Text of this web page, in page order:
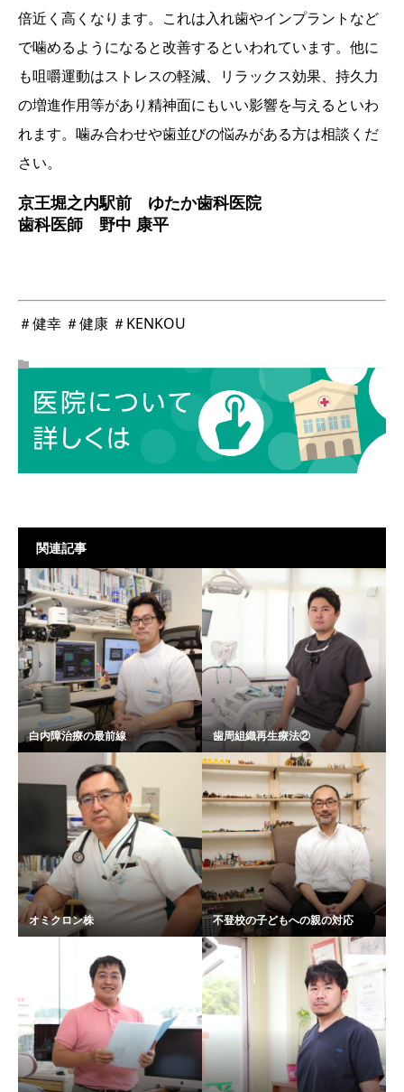
倍近く高くなります。これは入れ歯やインプラントなど
で噛めるようになると改善するといわれています。他に
も咀嚼運動はストレスの軽減、リラックス効果、持久力
の増進作用等があり精神面にもいい影響を与えるといわ
れます。噛み合わせや歯並びの悩みがある方は相談くだ
さい。
京王堀之内駅前 ゆたか歯科医院
歯科医師 野中 康平
＃健幸 ＃健康 ＃KENKOU
関連記事
白内障治療の最前線 歯周組織再生療法②
オミクロン株 不登校の子どもへの親の対応